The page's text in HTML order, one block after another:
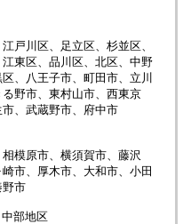
戸川区、足立区、杉並区、
東区、品川区、北区、中野
、八王子市、町田市、立川
野市、東村山市、西東京
、武蔵野市、府中市
模原市、横須賀市、藤沢
市、厚木市、大和市、小田
野市
中部地区